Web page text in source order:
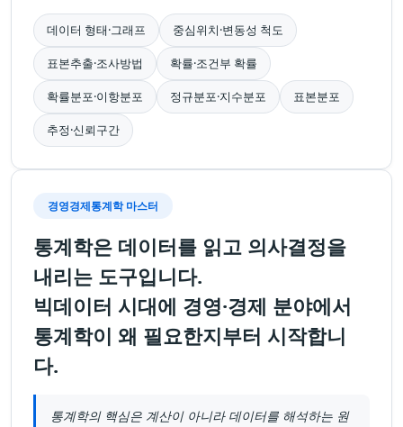
데이터 형태·그래프 중심위치·변동성 척도
표본추출·조사방법 확률·조건부 확률
확률분포·이항분포 정규분포·지수분포 표본분포
추정·신뢰구간
경영경제통계학 마스터
통계학은 데이터를 읽고 의사결정을
내리는 도구입니다.
빅데이터 시대에 경영·경제 분야에서
통계학이 왜 필요한지부터 시작합니
다.
통계학의 핵심은 계산이 아니라 데이터를 해석하는 원